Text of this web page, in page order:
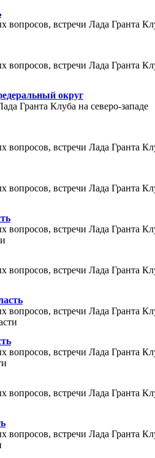
вопросов, встречи Лада Гранта
вопросов, встречи Лада Гранта
округ
Гранта Клуба на северо-западе
вопросов, встречи Лада Гранта
вопросов, встречи Лада Гранта
вопросов, встречи Лада Гранта
вопросов, встречи Лада Гранта
вопросов, встречи Лада Гранта
вопросов, встречи Лада Гранта
вопросов, встречи Лада Гранта
вопросов, встречи Лада Гранта